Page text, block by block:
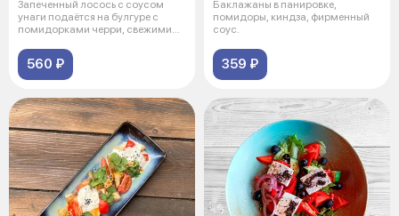
Запеченный лосось с соусом
унаги подаётся на булгуре с
помидорками черри, свежими
560 ₽
Баклажаны в панировке,
помидоры, киндза, фирменный
соус.
359 ₽